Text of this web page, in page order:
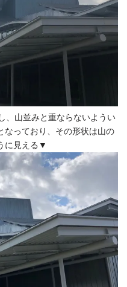
、山並みと重ならないようい
なっており、その形状は山の
に見える▼